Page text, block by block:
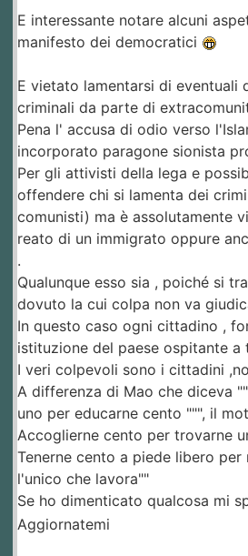
E interessante notare alcuni
manifesto dei democratici
E vietato lamentarsi di eventuali
criminali da parte di
Pena l' accusa di odio verso
incorporato paragone sionista
Per gli attivisti della lega e
offendere chi si lamenta dei
comunisti) ma è assolutamente
reato di un immigrato oppure
.
Qualunque esso sia , poiché si
dovuto la cui colpa non va
In questo caso ogni cittadino ,
istituzione del paese ospitante
I veri colpevoli sono i cittadini
A differenza di Mao che diceva
uno per educarne cento """, il
Accoglierne cento per trovarne
Tenerne cento a piede libero per
l'unico che lavora""
Se ho dimenticato qualcosa mi
Aggiornatemi